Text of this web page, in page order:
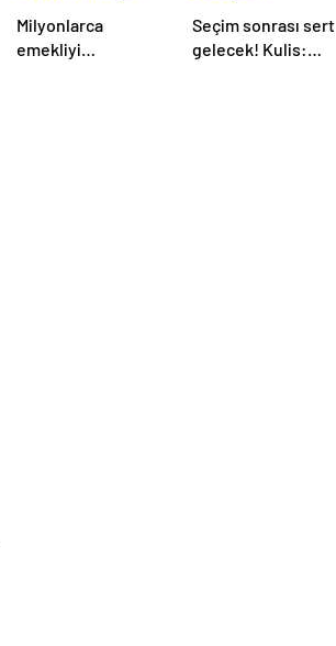
Milyonlarca
emekliyi
Seçim sonrası sert
gelecek! Kulis: